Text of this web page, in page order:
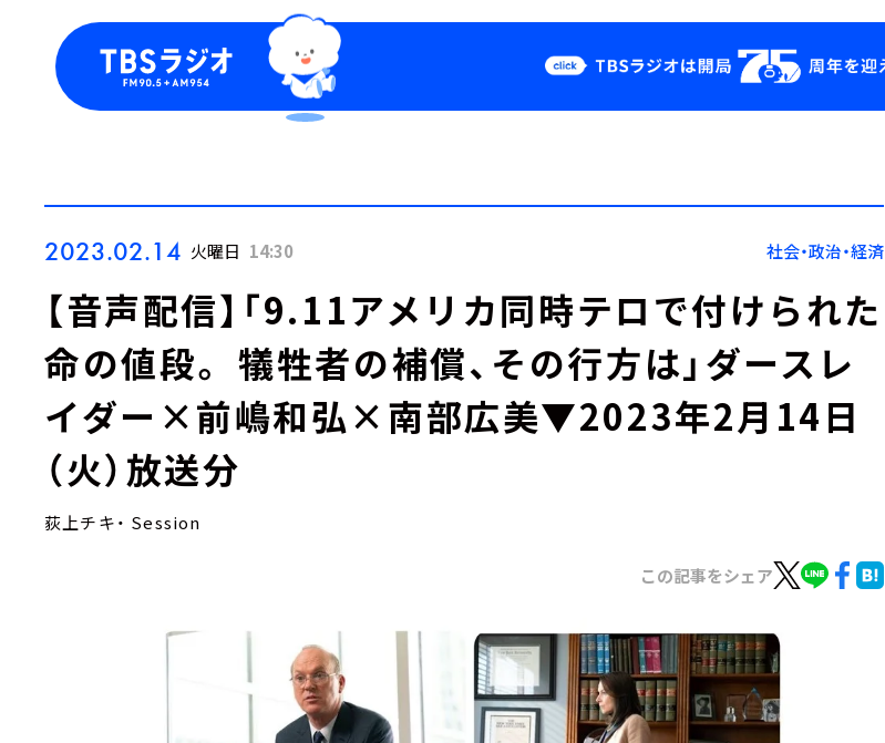
Podcast
YouTube
会社情報
2023.02.14 火曜日 14:30 社会・政治・経済
【音声配信】「9.11アメリカ同時テロで付けられた
命の値段。 犠牲者の補償、その行方は」ダースレ
イダー×前嶋和弘×南部広美▼2023年2月14日
（火）放送分
荻上チキ・ Session
この記事をシェア